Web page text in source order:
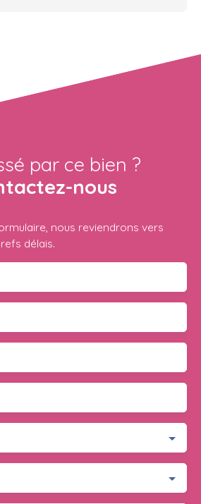
par ce bien ?
nous
nous reviendrons vers
délais.